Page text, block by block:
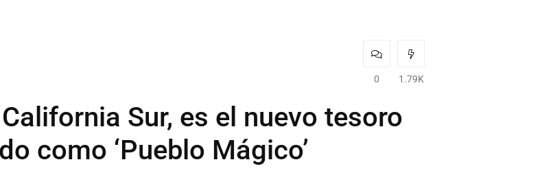
0 1.79K
Sur, es el nuevo tesoro
como ‘Pueblo Mágico’